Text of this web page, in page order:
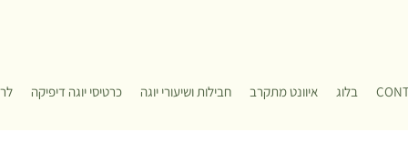
כרטיסי יוגה דיפיקה חבילות ושיעורי יוגה איוונט מתקרב בלוג